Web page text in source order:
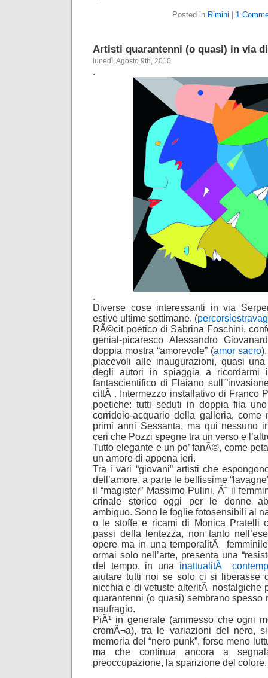
Posted in Rimini 1
Artisti quarantenni (o quasi) in via
lunedì, Agosto 9th, 2010
.
.
Diverse cose interessanti in via
estive ultime settimane. (
RÃ©cit poetico di Sabrina Foschini,
genial-picaresco Alessandro
doppia mostra “amorevole” (amor sacro
piacevoli alle inaugurazioni, quasi una
degli autori in spiaggia a ricordarmi
fantascientifico di Flaiano
cittÃ . Intermezzo installativo di Franco
poetiche: tutti seduti in doppia fila
corridoio-acquario della galleria, come
primi anni Sessanta, ma qui nessuno
ceri che Pozzi spegne tra un verso e
Tutto elegante e un po’ fanÃ©, come
un amore di appena ieri.
Tra i vari “giovani” artisti che
dell’amore, a parte le bellissime
il “magister” Massimo Pulini, Ã¨ il
crinale storico oggi per le donne
ambiguo. Sono le foglie fotosensibili al
o le stoffe e ricami di Monica Pratelli
passi della lentezza, non tanto
opere ma in una temporalitÃ
ormai solo nell’arte, presenta una
del tempo, in una inattualitÃ
aiutare tutti noi se solo ci si liberasse
nicchia e di vetuste alteritÃ nostalgiche
quarantenni (o quasi) sembrano spesso
naufragio.
PiÃ¹ in generale (ammesso che ogni
cromÃ¬a), tra le variazioni del nero,
memoria del “nero punk”, forse meno
ma che continua ancora a
preoccupazione, la sparizione del colore.